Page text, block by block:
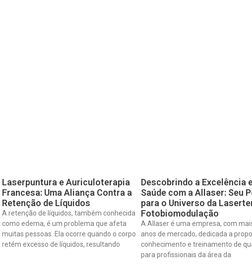
Laserpuntura e Auriculoterapia
Francesa: Uma Aliança Contra a
Retenção de Líquidos
A retenção de líquidos, também conhecida
como edema, é um problema que afeta
muitas pessoas. Ela ocorre quando o corpo
retém excesso de líquidos, resultando
Descobrindo a Excelência
Saúde com a Allaser: Seu
para o Universo da
Fotobiomodulação
A Allaser é uma empresa, com
anos de mercado, dedicada a
conhecimento e treinamento de
para profissionais da área da